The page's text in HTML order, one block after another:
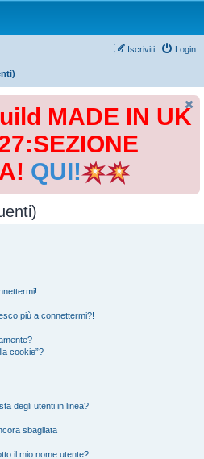
Login
Iscriviti
MADE IN UK
QUI!
più a connettermi?!
cookie”?
degli utenti in linea?
sbagliata
il mio nome utente?